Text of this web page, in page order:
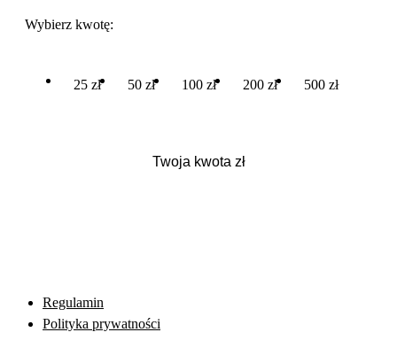
Wybierz kwotę:
25 zł 50 zł 100 zł 200 zł 500 zł
Regulamin
Polityka prywatności